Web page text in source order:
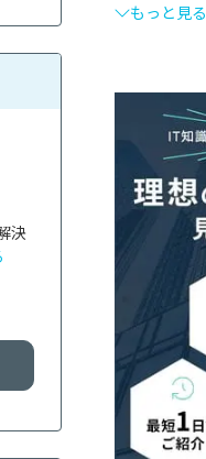
決
もっと見る